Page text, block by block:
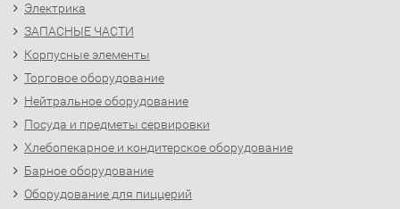
Электрика
ЗАПАСНЫЕ ЧАСТИ
Корпусные элементы
Торговое оборудование
Нейтральное оборудование
Посуда и предметы сервировки
Хлебопекарное и кондитерское оборудование
Барное оборудование
Оборудование для пиццерий